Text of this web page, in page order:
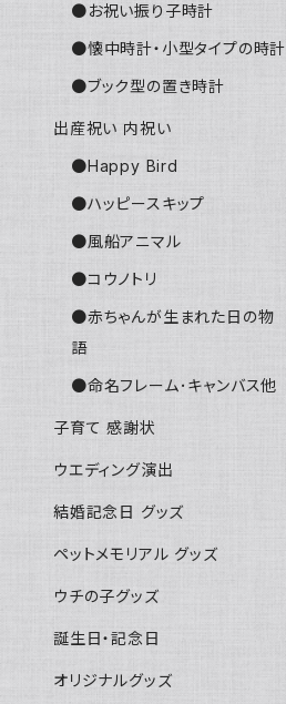
●お祝い振り子時計
●懐中時計・小型タイプの時計
●ブック型の置き時計
出産祝い 内祝い
●Happy Bird
●ハッピースキップ
●風船アニマル
●コウノトリ
●赤ちゃんが生まれた日の物
語
●命名フレーム･キャンバス他
子育て 感謝状
ウエディング演出
結婚記念日 グッズ
ペットメモリアル グッズ
ウチの子グッズ
誕生日・記念日
オリジナルグッズ